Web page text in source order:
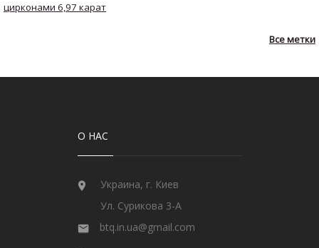
цирконами 6,97 карат
О НАС
Украина, г. Киев
Ул. Сурикова 3-А
btq.in.ua@gmail.com